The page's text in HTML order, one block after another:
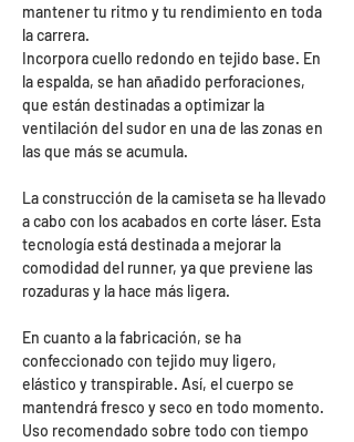
mantener tu ritmo y tu rendimiento en toda
la carrera.
Incorpora cuello redondo en tejido base. En
la espalda, se han añadido perforaciones,
que están destinadas a optimizar la
ventilación del sudor en una de las zonas en
las que más se acumula.
La construcción de la camiseta se ha llevado
a cabo con los acabados en corte láser. Esta
tecnología está destinada a mejorar la
comodidad del runner, ya que previene las
rozaduras y la hace más ligera.
En cuanto a la fabricación, se ha
confeccionado con tejido muy ligero,
elástico y transpirable. Así, el cuerpo se
mantendrá fresco y seco en todo momento.
Uso recomendado sobre todo con tiempo